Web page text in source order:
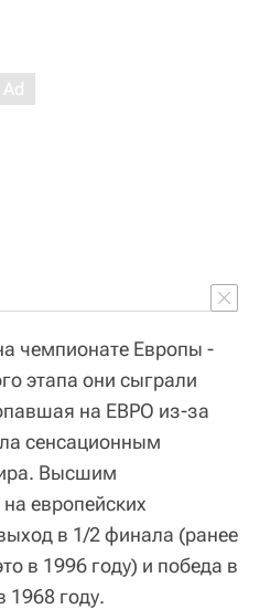
чемпионате Европы -
этапа они сыграли
на ЕВРО из-за
сенсационным
Высшим
европейских
в 1/2 финала (ранее
в 1996 году) и победа в
1968 году.